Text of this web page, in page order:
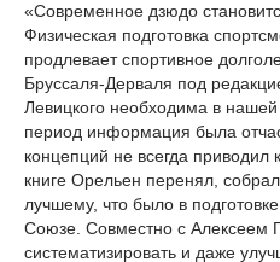
«Современное дзюдо
Физическая подготовка
продлевает спортивное
Бруссаля-Дерваля под
Левицкого необходима в нашей
период информация была
концепций не всегда приводил
книге Орельен перенял,
лучшему, что было в
Союзе. Совместно с Алексеем
систематизировать и даже